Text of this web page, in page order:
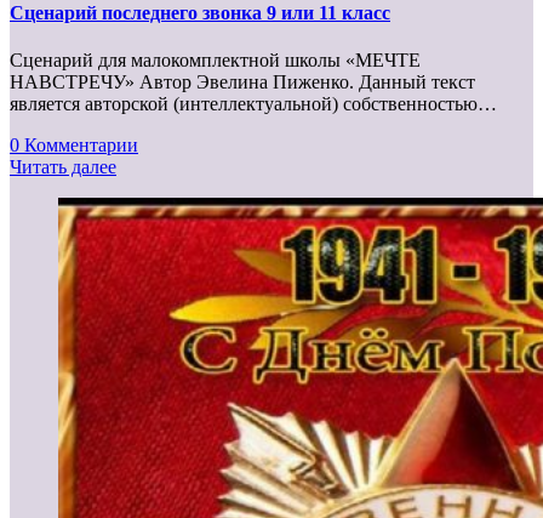
Сценарий последнего звонка 9 или 11 класс
Сценарий для малокомплектной школы «МЕЧТЕ
НАВСТРЕЧУ» Автор Эвелина Пиженко. Данный текст
является авторской (интеллектуальной) собственностью…
0 Комментарии
Читать далее